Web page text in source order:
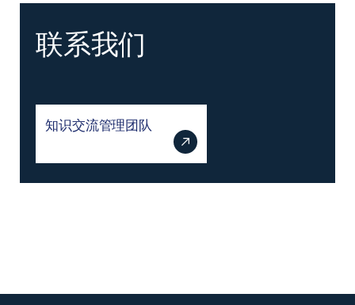
联系我们
知识交流管理团队